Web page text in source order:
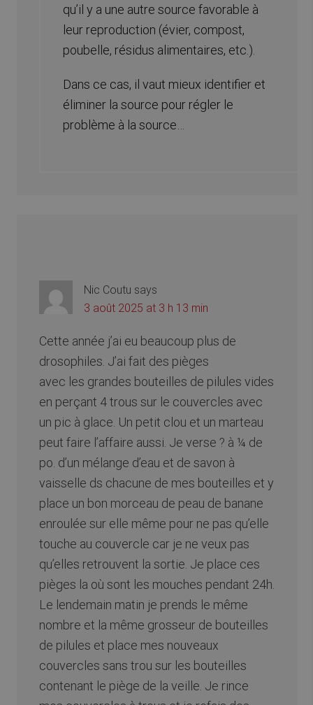
qu’il y a une autre source favorable à
leur reproduction (évier, compost,
poubelle, résidus alimentaires, etc.).
Dans ce cas, il vaut mieux identifier et
éliminer la source pour régler le
problème à la source…
Nic Coutu says
3 août 2025 at 3 h 13 min
Cette année j’ai eu beaucoup plus de
drosophiles. J’ai fait des pièges
avec les grandes bouteilles de pilules vides
en perçant 4 trous sur le couvercles avec
un pic à glace. Un petit clou et un marteau
peut faire l’affaire aussi. Je verse ? à ¼ de
po. d’un mélange d’eau et de savon à
vaisselle ds chacune de mes bouteilles et y
place un bon morceau de peau de banane
enroulée sur elle même pour ne pas qu’elle
touche au couvercle car je ne veux pas
qu’elles retrouvent la sortie. Je place ces
pièges la où sont les mouches pendant 24h.
Le lendemain matin je prends le même
nombre et la même grosseur de bouteilles
de pilules et place mes nouveaux
couvercles sans trou sur les bouteilles
contenant le piège de la veille. Je rince